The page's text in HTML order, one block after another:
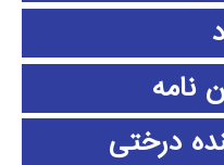
نامه
درختی